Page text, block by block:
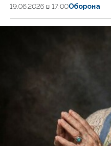
19.06.2026 в 17:00Оборона